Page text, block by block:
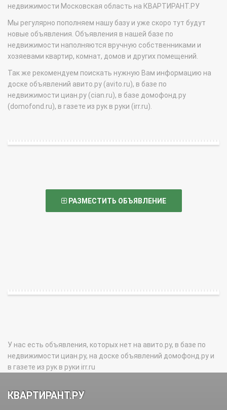
недвижимости Московская область на КВАРТИРАНТ.РУ
Мы регулярно пополняем нашу базу и уже скоро тут будут
новые объявления. Объявления в нашей базе по
недвижимости наполняются вручную собственниками и
хозяевами квартир, комнат, домов и других помещений.
Так же рекомендуем поискать нужную Вам информацию на
доске объявлений авито.ру (avito.ru), в базе по
недвижимости циан.ру (cian.ru), в базе домофонд.ру
(domofond.ru), в газете из рук в руки (irr.ru).
РАЗМЕСТИТЬ ОБЪЯВЛЕНИЕ
У нас есть объявления, которых нет на авито.ру, в базе по
недвижимости циан.ру, на доске объявлений домофонд.ру и
в газете из рук в руки irr.ru
КВАРТИРАНТ.РУ